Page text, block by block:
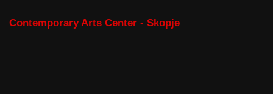
Contemporary Arts Center - Skopje